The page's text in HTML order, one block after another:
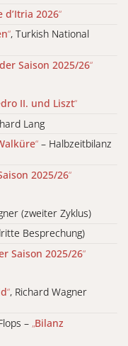
d’Itria 2026“
“, Turkish National
Saison 2025/26“
II. und Liszt“
Lang
“ – Halbzeitbilanz
2025/26“
(zweiter Zyklus)
Besprechung)
Saison 2025/26“
“, Richard Wagner
– „Bilanz